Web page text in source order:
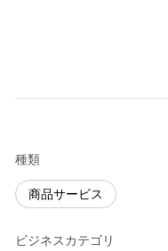
種類
商品サービス
ビジネスカテゴリ